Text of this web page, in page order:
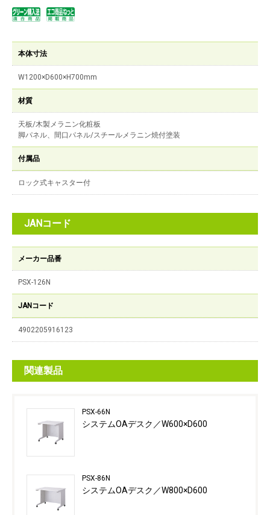
本体寸法
W1200×D600×H700mm
材質
天板/木製メラニン化粧板
脚パネル、間口パネル/スチールメラニン焼付塗装
付属品
ロック式キャスター付
JANコード
メーカー品番
PSX-126N
JANコード
4902205916123
関連製品
PSX-66N
システムOAデスク／W600×D600
PSX-86N
システムOAデスク／W800×D600